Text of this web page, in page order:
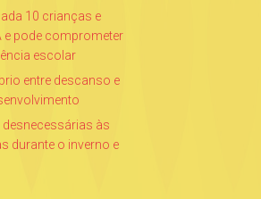
10 crianças e
e pode comprometer
escolar
entre descanso e
às
durante o inverno e